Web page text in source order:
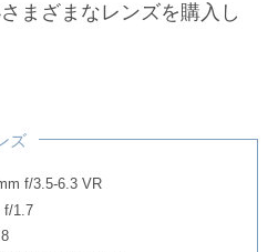
まざまなレンズを購入し
ズ
f/3.5-6.3 VR
f/1.7